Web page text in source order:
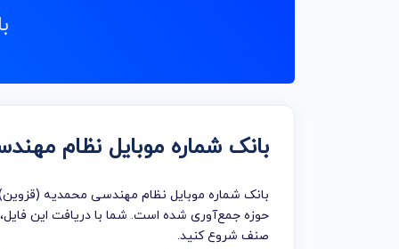
اصناف
اصناف
خدمات
بانک شماره موبایل نظام
بانک شماره موبایل نظام مهندسی محمدیه
حوزه جمع‌آوری شده است. شما با دریافت این
صنف شروع کنید.